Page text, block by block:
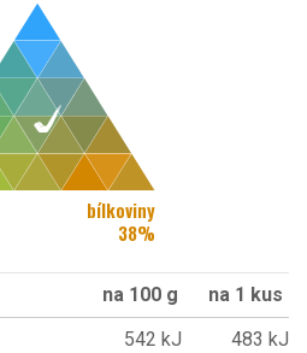
bílkoviny
38%
na 100 g
na 1 kus
542 kJ
483 kJ